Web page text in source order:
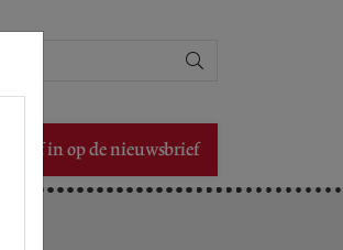
Schrijf in op de nieuwsbrief